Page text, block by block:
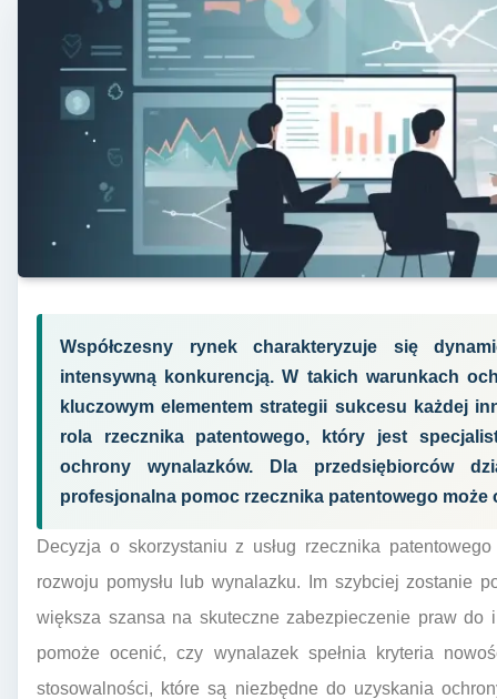
Współczesny rynek charakteryzuje się
intensywną konkurencją. W takich warunkach
kluczowym elementem strategii sukcesu każdej
rola rzecznika patentowego, który jest
ochrony wynalazków. Dla przedsiębiorców
profesjonalna pomoc rzecznika patentowego może
Decyzja o skorzystaniu z usług rzecznika
rozwoju pomysłu lub wynalazku. Im szybciej zostanie
większa szansa na skuteczne zabezpieczenie praw do
pomoże ocenić, czy wynalazek spełnia kryteria
stosowalności, które są niezbędne do uzyskania